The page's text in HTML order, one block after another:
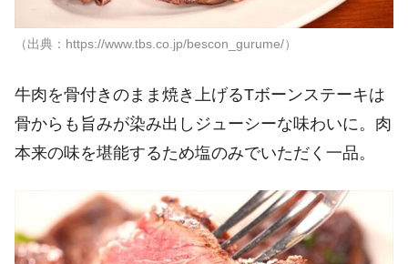
（出典：https://www.tbs.co.jp/bescon_gurume/）
牛肉を骨付きのまま焼き上げるTボーンステーキは
骨からも旨みが染み出しジューシーな味わいに。肉
本来の味を堪能するため塩のみでいただく一品。